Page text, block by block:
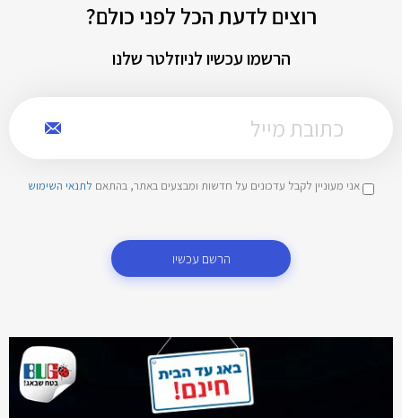
רוצים לדעת הכל לפני כולם?
הרשמו עכשיו לניוזלטר שלנו
אני מעוניין לקבל עדכונים על חדשות ומבצעים באתר, בהתאם לתנאי השימוש
הרשם עכשיו